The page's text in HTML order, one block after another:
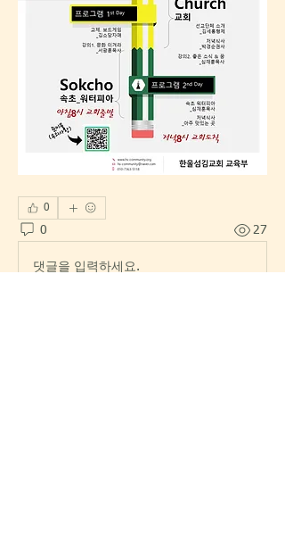
0
0 27
댓글을 입력하세요.